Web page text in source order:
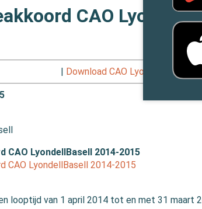
CAO
| Download CAO LyondellBasell »
CAO LyondellBasell 2014-2015
CAO LyondellBasell 2014-2015
looptijd van 1 april 2014 tot en met 31 maart